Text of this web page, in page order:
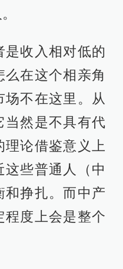
是收入相对低的
在这个相亲角
不在这里。从
当然是不具有代
论借鉴意义上
些普通人（中
和挣扎。而中产
程度上会是整个